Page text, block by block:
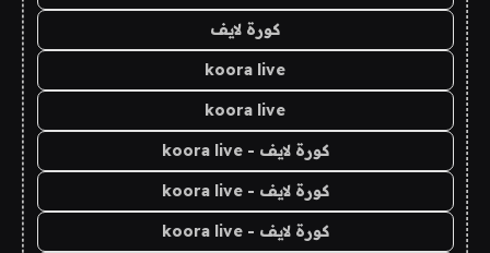
كورة لايف
koora live
koora live
كورة لايف - koora live
كورة لايف - koora live
كورة لايف - koora live